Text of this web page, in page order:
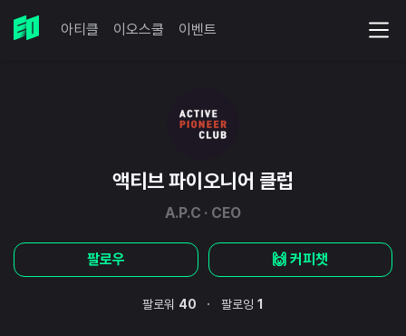
아티클 이오스쿨 이벤트
액티브 파이오니어 클럽
A.P.C · CEO
팔로우 🙌 커피챗
팔로워 40 ·팔로잉1